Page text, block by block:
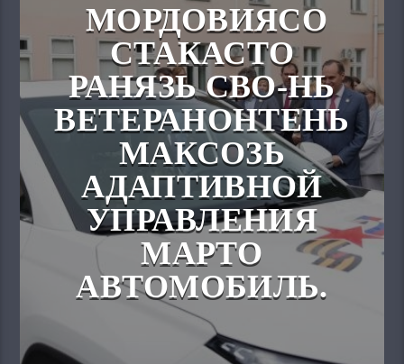
МОРДОВИЯСО
СТАКАСТО
РАНЯЗЬ СВО-НЬ
ВЕТЕРАНОНТЕНЬ
МАКСОЗЬ
АДАПТИВНОЙ
УПРАВЛЕНИЯ
МАРТО
АВТОМОБИЛЬ.